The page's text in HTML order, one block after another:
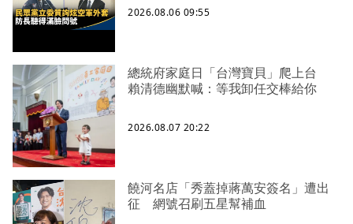
2026.08.06 09:55
總統府家庭日「台灣寶貝」爬上台
賴清德幽默喊：等我卸任交棒給你
2026.08.07 20:22
饒河名店「秀蓋掉蔣萬安簽名」遭出
征 網號召刷五星幫補血